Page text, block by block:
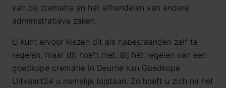
van de crematie en het afhandelen van andere
administratieve zaken.
U kunt ervoor kiezen dit als nabestaanden zelf te
regelen, maar dit hoeft niet. Bij het regelen van een
goedkope crematie in Deurne kan Goedkope
Uitvaart24 u namelijk bijstaan. Zo hoeft u zich na het